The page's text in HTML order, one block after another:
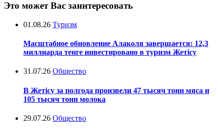
Это может Вас заинтересовать
01.08.26 Туризм
Масштабное обновление Алаколя завершается: 12,3
миллиарда тенге инвестировано в туризм Жетісу
31.07.26 Общество
В Жетісу за полгода произвели 47 тысяч тонн мяса и
105 тысяч тонн молока
29.07.26 Общество